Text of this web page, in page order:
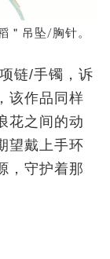
＂吊坠/胸针。
链/手镯，诉
该作品同样
花之间的动
望戴上手环
，守护着那